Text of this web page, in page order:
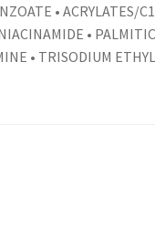
• ACRYLATES/
•
• TRISODIUM